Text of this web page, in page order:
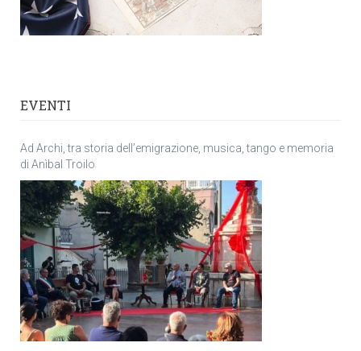
EVENTI
Ad Archi, tra storia dell’emigrazione, musica, tango e memoria
di Anìbal Troilo